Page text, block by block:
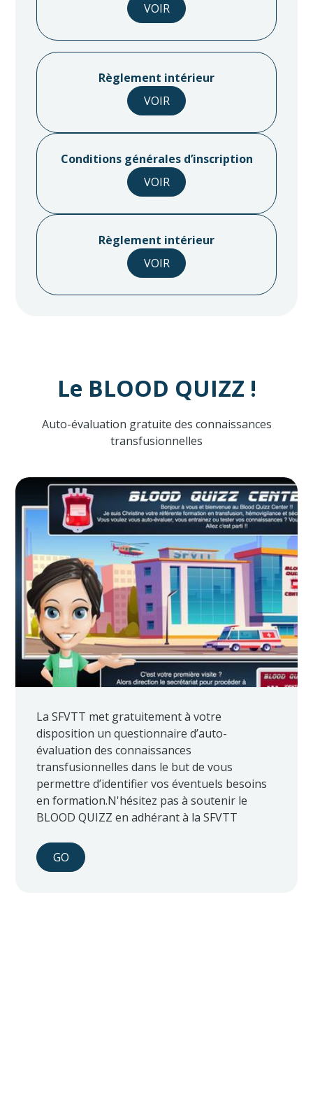
VOIR
Règlement intérieur
VOIR
Conditions générales d’inscription
VOIR
Règlement intérieur
VOIR
Le BLOOD QUIZZ !
Auto-évaluation gratuite des connaissances
transfusionnelles
La SFVTT met gratuitement à votre
disposition un questionnaire d’auto-
évaluation des connaissances
transfusionnelles dans le but de vous
permettre d’identifier vos éventuels besoins
en formation.N'hésitez pas à soutenir le
BLOOD QUIZZ en adhérant à la SFVTT
GO